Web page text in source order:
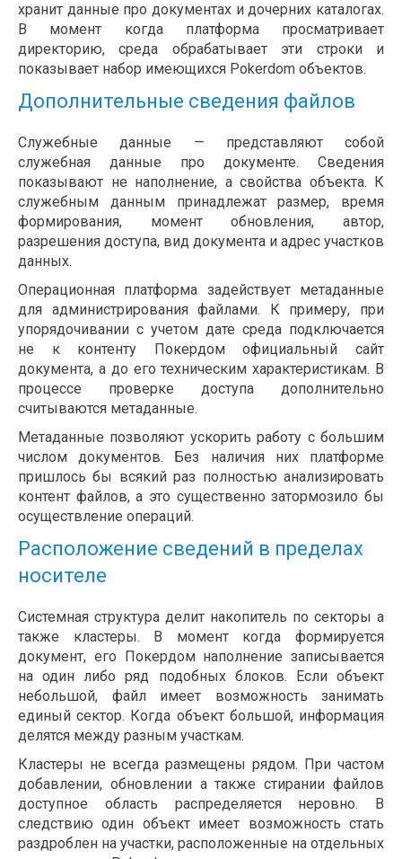
хранит данные про документах и дочерних каталогах.
В момент когда платформа просматривает
директорию, среда обрабатывает эти строки и
показывает набор имеющихся Pokerdom объектов.
Дополнительные сведения файлов
Служебные данные — представляют собой
служебная данные про документе. Сведения
показывают не наполнение, а свойства объекта. К
служебным данным принадлежат размер, время
формирования, момент обновления, автор,
разрешения доступа, вид документа и адрес участков
данных.
Операционная платформа задействует метаданные
для администрирования файлами. К примеру, при
упорядочивании с учетом дате среда подключается
не к контенту Покердом официальный сайт
документа, а до его техническим характеристикам. В
процессе проверке доступа дополнительно
считываются метаданные.
Метаданные позволяют ускорить работу с большим
числом документов. Без наличия них платформе
пришлось бы всякий раз полностью анализировать
контент файлов, а это существенно затормозило бы
осуществление операций.
Расположение сведений в пределах
носителе
Системная структура делит накопитель по секторы а
также кластеры. В момент когда формируется
документ, его Покердом наполнение записывается
на один либо ряд подобных блоков. Если объект
небольшой, файл имеет возможность занимать
единый сектор. Когда объект большой, информация
делятся между разным участкам.
Кластеры не всегда размещены рядом. При частом
добавлении, обновлении а также стирании файлов
доступное область распределяется неровно. В
следствию один объект имеет возможность стать
раздроблен на участки, расположенные на отдельных